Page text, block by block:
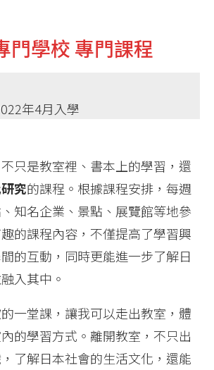
門學校 專門課程
年4月入學
只是教室裡、書本上的學習，還
究的課程。根據課程安排，每週
知名企業、景點、展覽館等地參
的課程內容，不僅提高了學習興
的互動，同時更能進一步了解日
入其中。
一堂課，讓我可以走出教室，體
的學習方式。離開教室，不只出
了解日本社會的生活文化，還能